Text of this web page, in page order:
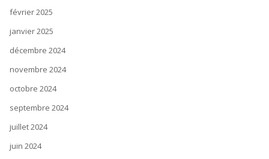
février 2025
janvier 2025
décembre 2024
novembre 2024
octobre 2024
septembre 2024
juillet 2024
juin 2024